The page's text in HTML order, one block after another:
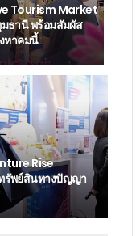
Tourism Market
ธานี พร้อมสัมผัส
หาคมนี้
Rise
รัพย์สินทางปัญญา